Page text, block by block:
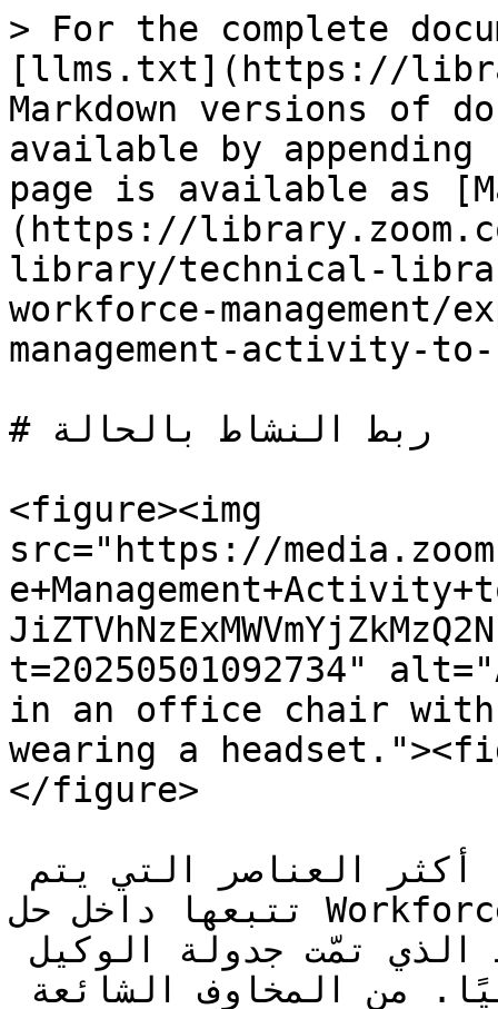
> For the complete
[llms.txt](https://
Markdown versions of
available by
page is available as
(https://
library/technical-
workforce-
management-activity-
# ربط النشاط بالحالة
<figure><img
src="https://
t=20250501092734"
in an office chair with
wearing a
</figure>
تتبعها داخل حل Workforce Management (WFM). يحسب